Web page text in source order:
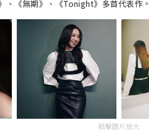
、《無期》、《Tonight》多首代表作。
點擊圖片放大